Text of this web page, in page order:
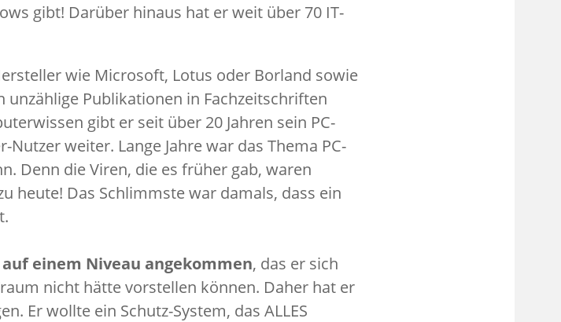
gibt! Darüber hinaus hat er weit über 70 IT-
wie Microsoft, Lotus oder Borland sowie
Publikationen in Fachzeitschriften
gibt er seit über 20 Jahren sein PC-
weiter. Lange Jahre war das Thema PC-
Denn die Viren, die es früher gab, waren
heute! Das Schlimmste war damals, dass ein
einem Niveau angekommen, das er sich
nicht hätte vorstellen können. Daher hat er
Er wollte ein Schutz-System, das ALLES